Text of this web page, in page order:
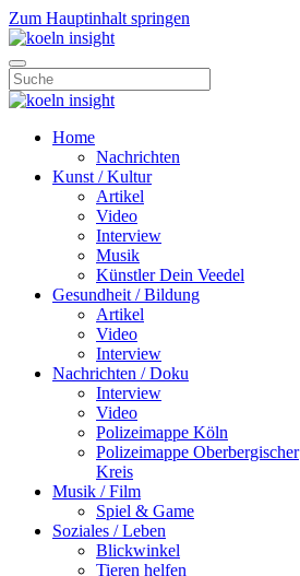
Zum Hauptinhalt springen
Home
Nachrichten
Kunst / Kultur
Artikel
Video
Interview
Musik
Künstler Dein Veedel
Gesundheit / Bildung
Artikel
Video
Interview
Nachrichten / Doku
Interview
Video
Polizeimappe Köln
Polizeimappe Oberbergischer
Kreis
Musik / Film
Spiel & Game
Soziales / Leben
Blickwinkel
Tieren helfen